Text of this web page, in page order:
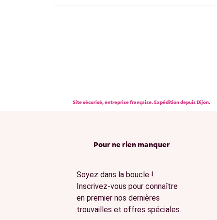
Site sécurisé, entreprise française. Expédition depuis Dijon.
Pour ne rien manquer
Soyez dans la boucle !
Inscrivez-vous pour connaître
en premier nos dernières
trouvailles et offres spéciales.